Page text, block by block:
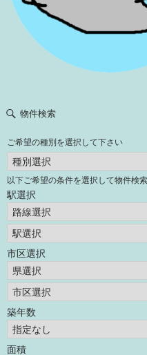
物件検索
ご希望の種別を選択して下さい
以下ご希望の条件を選択して物件検
駅選択
市区選択
築年数
面積